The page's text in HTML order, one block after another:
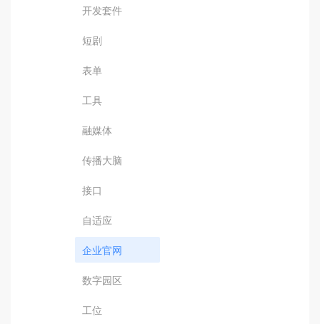
开发套件
短剧
表单
工具
融媒体
传播大脑
接口
自适应
企业官网
数字园区
工位